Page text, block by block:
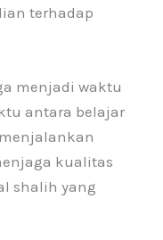
terhadap
menjadi waktu
antara belajar
kualitas
shalih yang